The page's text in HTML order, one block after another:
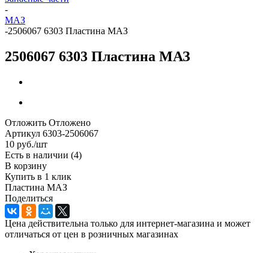
-
МАЗ
-2506067 6303 Пластина МАЗ
2506067 6303 Пластина МАЗ
Отложить Отложено
Артикул 6303-2506067
10 руб./шт
Есть в наличии (4)
В корзину
Купить в 1 клик
Пластина МАЗ
Поделиться
Цена действительна только для интернет-магазина и может
отличаться от цен в розничных магазинах